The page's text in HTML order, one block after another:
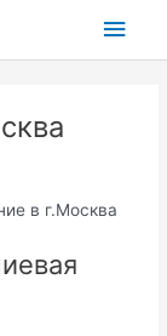
в г.Москва